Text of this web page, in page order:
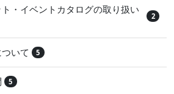
・イベントカタログの取り扱い
2
いて 5
5